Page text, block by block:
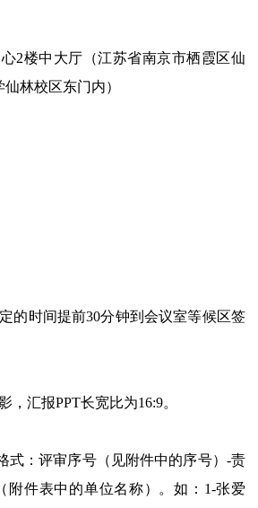
2楼中大厅（江苏省南京市栖霞区仙
林校区东门内）
的时间提前30分钟到会议室等候区签
，汇报PPT长宽比为16:9。
式：评审序号（见附件中的序号）-责
附件表中的单位名称）。如：1-张爱